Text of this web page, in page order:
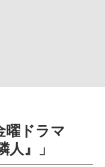
ドラマ
人』」